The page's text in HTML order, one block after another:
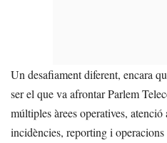
Un desafiament diferent, encara
ser el que va afrontar Parlem
múltiples àrees operatives,
incidències, reporting i